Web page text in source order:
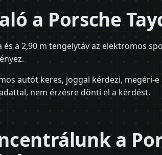
a Porsche
és a 2,90 m tengelytáv az elektromos
autót keres, joggal kérdezi, megéri-e
nem érzésre dönti el a kérdést.
a